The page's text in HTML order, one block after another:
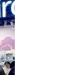
关键路径
搭建一个